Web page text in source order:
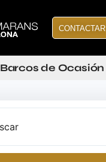
CONTACTAR
Barcos de Ocasión